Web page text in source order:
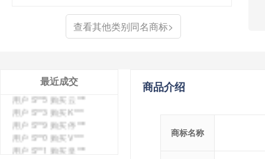
查看其他类别同名商标>
最近成交
用户 S**4 购买 天***
用户 S**4 购买 朴***
用户 S**5 购买 云***
用户 S**3 购买 K***
用户 S**9 购买 停***
用户 S**0 购买 V***
用户 S**1 购买 皇***
用户 S**8 购买 专***
商品介绍
商标名称